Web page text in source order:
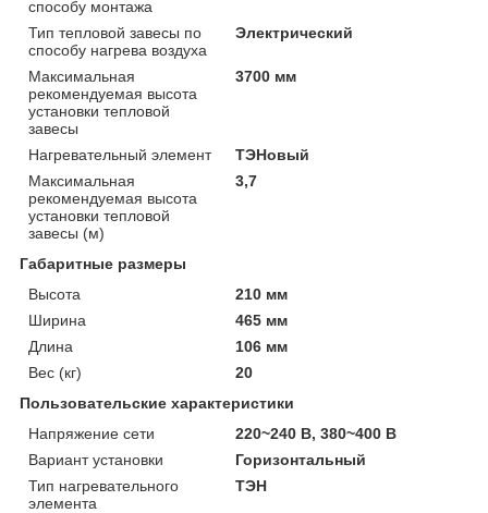
способу монтажа
Тип тепловой завесы по
способу нагрева воздуха
Электрический
Максимальная
рекомендуемая высота
установки тепловой
завесы
3700 мм
Нагревательный элемент
ТЭНовый
Максимальная
рекомендуемая высота
установки тепловой
завесы (м)
3,7
Габаритные размеры
Высота
210 мм
Ширина
465 мм
Длина
106 мм
Вес (кг)
20
Пользовательские характеристики
Напряжение сети
220~240 В, 380~400 В
Вариант установки
Горизонтальный
Тип нагревательного
элемента
ТЭН